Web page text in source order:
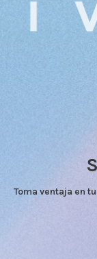
Toma ventaja en